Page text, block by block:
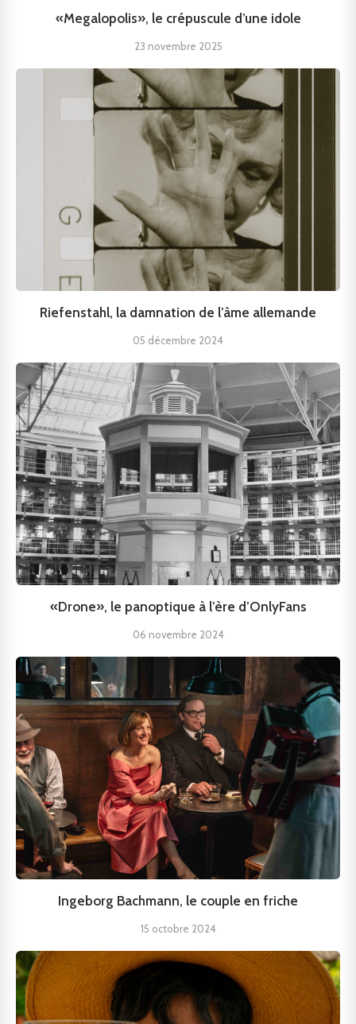
«Megalopolis», le crépuscule d’une idole
23 novembre 2025
Riefenstahl, la damnation de l’âme allemande
05 décembre 2024
«Drone», le panoptique à l’ère d’OnlyFans
06 novembre 2024
Ingeborg Bachmann, le couple en friche
15 octobre 2024